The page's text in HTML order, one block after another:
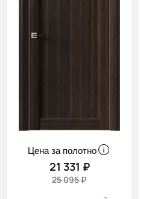
Цена за полотно
21 331 ₽
25 095 ₽